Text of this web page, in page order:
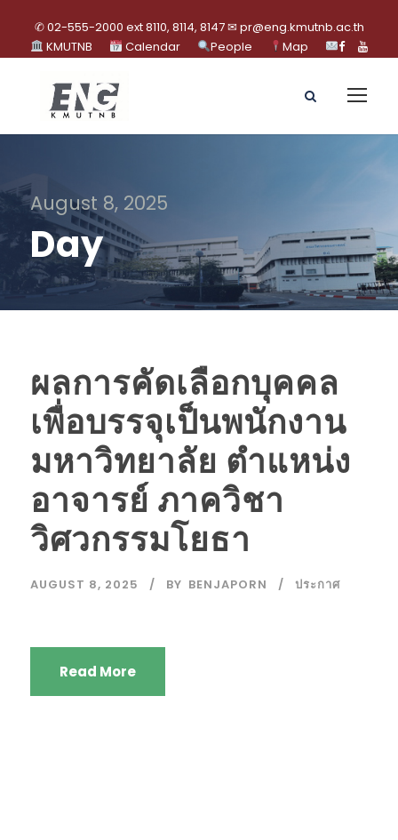
✆ 02-555-2000 ext 8110, 8114, 8147 ✉ pr@eng.kmutnb.ac.th
KMUTNB
Calendar People Map
August 8, 2025
Day
ผลการคัดเลือกบุคคล
เพื่อบรรจุเป็นพนักงาน
มหาวิทยาลัย ตำแหน่ง
อาจารย์ ภาควิชา
วิศวกรรมโยธา
AUGUST 8, 2025 BY BENJAPORN ประกาศ
Read More